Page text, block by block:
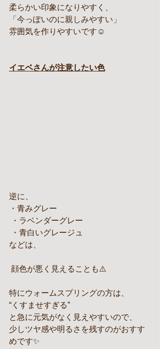
柔らかい印象になりやすく、
「今っぽいのに親しみやすい」
雰囲気を作りやすいです☺️
イエベさんが注意したい色
逆に、
・青みグレー
・ラベンダーグレー
・青白いグレージュ
などは、
顔色が悪く見えることも⚠️
特にウォームスプリングの方は、
“くすませすぎる”
と急に元気がなく見えやすいので、
少しツヤ感や明るさを残すのがおすす
めです✨